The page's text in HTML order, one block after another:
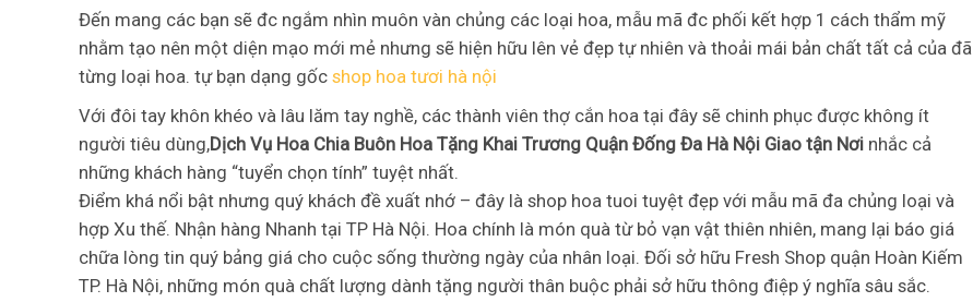
Đến mang các bạn sẽ đc ngắm nhìn muôn vàn chủng các loại hoa, mẫu mã đc phối kết hợp 1 cách thẩm mỹ
nhằm tạo nên một diện mạo mới mẻ nhưng sẽ hiện hữu lên vẻ đẹp tự nhiên và thoải mái bản chất tất cả của đã
từng loại hoa. tự bạn dạng gốc shop hoa tươi hà nội
Với đôi tay khôn khéo và lâu lăm tay nghề, các thành viên thợ cắn hoa tại đây sẽ chinh phục được không ít
người tiêu dùng,Dịch Vụ Hoa Chia Buôn Hoa Tặng Khai Trương Quận Đống Đa Hà Nội Giao tận Nơi nhắc cả
những khách hàng “tuyển chọn tính” tuyệt nhất.
Điểm khá nổi bật nhưng quý khách đề xuất nhớ – đây là shop hoa tuoi tuyệt đẹp với mẫu mã đa chủng loại và
hợp Xu thế. Nhận hàng Nhanh tại TP Hà Nội. Hoa chính là món quà từ bỏ vạn vật thiên nhiên, mang lại báo giá
chữa lòng tin quý bảng giá cho cuộc sống thường ngày của nhân loại. Đối sở hữu Fresh Shop quận Hoàn Kiếm
TP. Hà Nội, những món quà chất lượng dành tặng người thân buộc phải sở hữu thông điệp ý nghĩa sâu sắc.